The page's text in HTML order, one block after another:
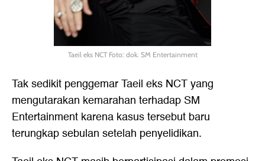
Taeil eks NCT Foto: dok. SM Entertainment
Tak sedikit penggemar Taeil eks NCT yang
mengutarakan kemarahan terhadap SM
Entertainment karena kasus tersebut baru
terungkap sebulan setelah penyelidikan.